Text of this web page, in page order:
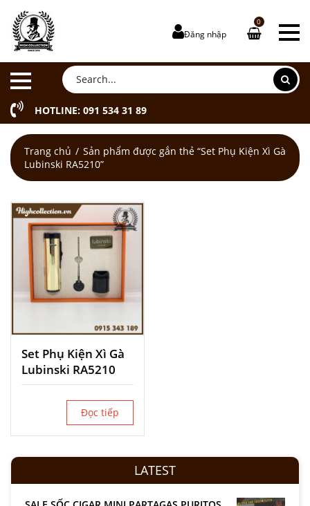
Đăng nhập
0
HOTLINE: 091 534 31 89
Trang chủ
Sản phẩm được gắn thẻ “Set Phụ Kiện Xì Gà
Lubinski RA5210”
Set Phụ Kiện Xì Gà
Lubinski RA5210
Đọc tiếp
LATEST